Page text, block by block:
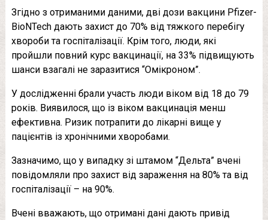
Згідно з отриманими даними, дві дози вакцини Pfizer-
BioNTech дають захист до 70% від тяжкого перебігу
хвороби та госпіталізації. Крім того, люди, які
пройшли повний курс вакцинації, на 33% підвищують
шанси взагалі не заразитися “Омікроном”.
У дослідженні брали участь люди віком від 18 до 79
років. Виявилося, що із віком вакцинація менш
ефективна. Ризик потрапити до лікарні вище у
пацієнтів із хронічними хворобами.
Зазначимо, що у випадку зі штамом “Дельта” вчені
повідомляли про захист від зараження на 80% та від
госпіталізації – на 90%.
Вчені вважають, що отримані дані дають привід